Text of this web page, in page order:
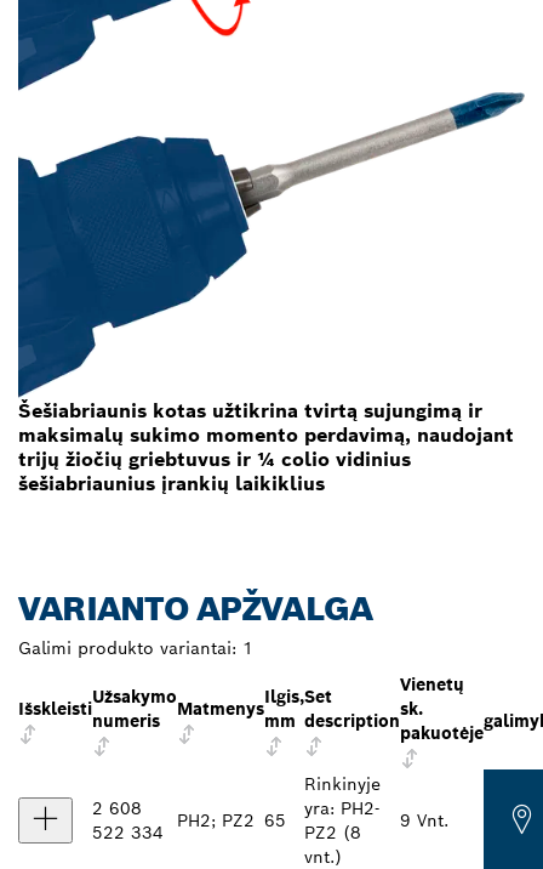
Šešiabriaunis kotas užtikrina tvirtą sujungimą ir
maksimalų sukimo momento perdavimą, naudojant
trijų žiočių griebtuvus ir ¼ colio vidinius
šešiabriaunius įrankių laikiklius
VARIANTO APŽVALGA
Galimi produkto variantai: 1
Išskleisti
Užsakymo
numeris
Matmenys
Ilgis,
mm
Set
description
Vienetų
sk.
pakuotėje
2 608
522 334
PH2; PZ2 65
Rinkinyje
yra: PH2-
PZ2 (8
vnt.)
9 Vnt.